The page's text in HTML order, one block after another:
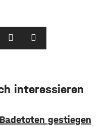
interessieren
gestiegen